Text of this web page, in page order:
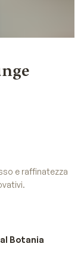
e raffinatezza
Botania